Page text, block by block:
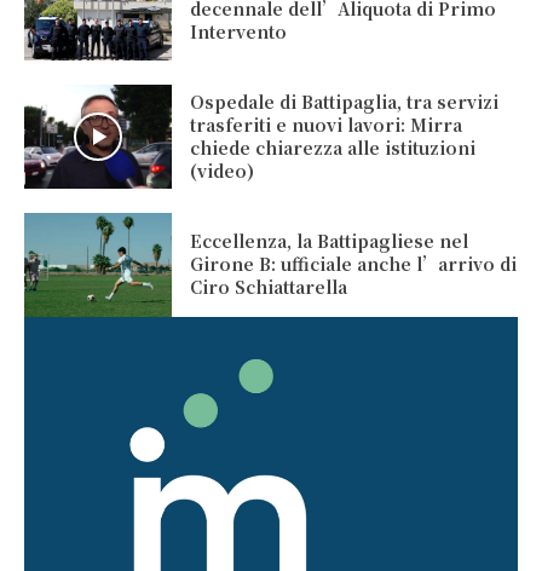
decennale dell’Aliquota di Primo
Intervento
Ospedale di Battipaglia, tra servizi
trasferiti e nuovi lavori: Mirra
chiede chiarezza alle istituzioni
(video)
Eccellenza, la Battipagliese nel
Girone B: ufficiale anche l’arrivo di
Ciro Schiattarella